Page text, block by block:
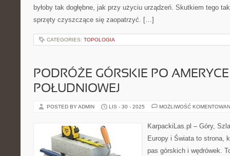
byłoby tak dogłębne, jak przy użyciu urządzeń. Skutkiem tego
sprzęty czyszczące się zaopatrzyć. […]
CATEGORIES: TOPOLOGIA
PODRÓŻE GÓRSKIE PO AMERYCE
POŁUDNIOWEJ
POSTED BY ADMIN LIS - 30 - 2025 MOŻLIWOŚĆ
KarpackiLas.pl – Góry,
Europy i Świata to strona,
pas górskich i wędrówek.